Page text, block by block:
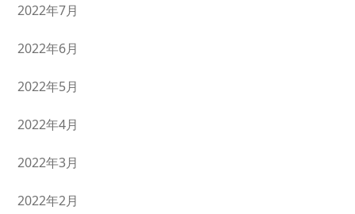
2022年7月
2022年6月
2022年5月
2022年4月
2022年3月
2022年2月